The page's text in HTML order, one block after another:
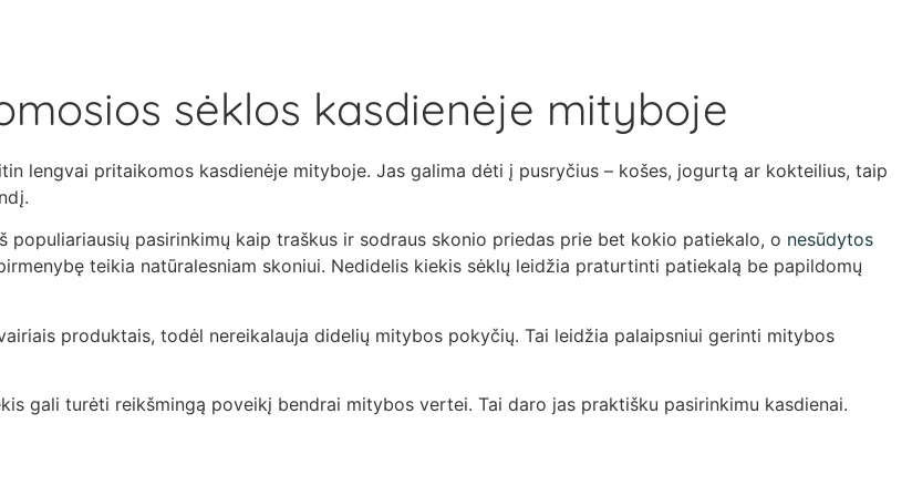
sėklos kasdienėje mityboje
lengvai pritaikomos kasdienėje mityboje. Jas galima dėti į pusryčius – košes, jogurtą ar kokteilius, taip
populiariausių pasirinkimų kaip traškus ir sodraus skonio priedas prie bet kokio patiekalo, o nesūdytos
teikia natūralesniam skoniui. Nedidelis kiekis sėklų leidžia praturtinti patiekalą be papildomų
produktais, todėl nereikalauja didelių mitybos pokyčių. Tai leidžia palaipsniui gerinti mitybos
gali turėti reikšmingą poveikį bendrai mitybos vertei. Tai daro jas praktišku pasirinkimu kasdienai.